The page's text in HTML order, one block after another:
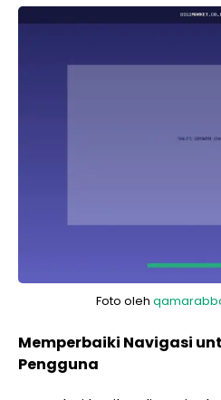
Foto oleh
Memperbaiki Navigasi
Pengguna